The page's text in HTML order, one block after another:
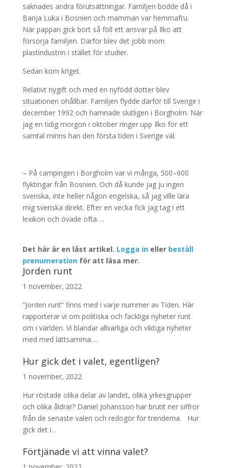
saknades andra förutsättningar. Familjen bodde då i
Banja Luka i Bosnien och mamman var hemmafru.
När pappan gick bort så föll ett ansvar på Ilko att
försörja familjen. Därför blev det jobb inom
plastindustrin i stället för studier.
Sedan kom kriget.
Relativt nygift och med en nyfödd dotter blev
situationen ohållbar. Familjen flydde därför till Sverige i
december 1992 och hamnade slutligen i Borgholm. När
jag en tidig morgon i oktober ringer upp Ilko för ett
samtal minns han den första tiden i Sverige väl.
– På campingen i Borgholm var vi många, 500–600
flyktingar från Bosnien. Och då kunde jag ju ingen
svenska, inte heller någon engelska, så jag ville lära
mig svenska direkt. Efter en vecka fick jag tag i ett
lexikon och övade ofta….
Det här är en låst artikel. Logga ineller beställ
prenumerationför att läsa mer.
Jorden runt
1 november, 2022
”Jorden runt” finns med i varje nummer av Tiden. Här
rapporterar vi om politiska och fackliga nyheter runt
om i världen. Vi blandar allvarliga och viktiga nyheter
med med lättsamma….
Hur gick det i valet, egentligen?
1 november, 2022
Hur röstade olika delar av landet, olika yrkesgrupper
och olika åldrar? Daniel Johansson har brutit ner siffror
från de senaste valen och redogör för trenderna. Hur
gick det i…
Förtjänade vi att vinna valet?